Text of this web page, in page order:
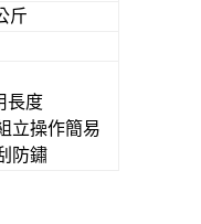
斤
長度
立操作簡易
防鏽